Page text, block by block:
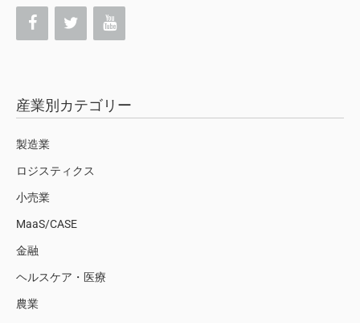
産業別カテゴリー
製造業
ロジスティクス
小売業
MaaS/CASE
金融
ヘルスケア・医療
農業